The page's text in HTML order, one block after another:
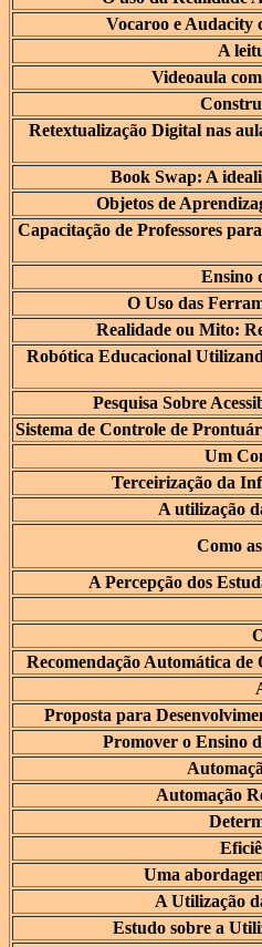
Vocaroo e Audacity
A
Videoaula
Retextualização Digital nas
Book Swap: A
Objetos de
Capacitação de Professores
Ensino
O Uso das
Realidade ou Mito:
Robótica Educacional
Pesquisa Sobre
Sistema de Controle de
Um
Terceirização da
A utilização
Como
A Percepção dos
Recomendação Automática de
Proposta para
Promover o Ensino
Automação
Uma
A Utilização
Estudo sobre a